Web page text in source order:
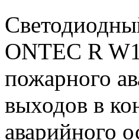
ONTEC R
пожарного
выходов в
аварийного